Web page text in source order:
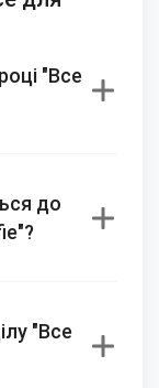
"Все
до
"Все